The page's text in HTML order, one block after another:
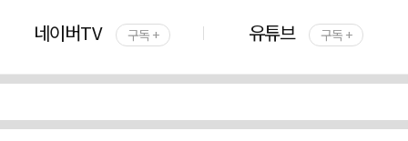
네이버TV 구독 + 유튜브 구독 +